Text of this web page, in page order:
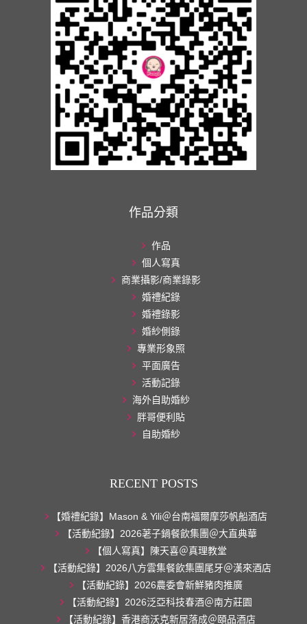
作品分類
作品
個人寫真
商業攝影/商業錄影
婚禮紀錄
婚禮錄影
婚紗側錄
專業形象照
平面廣告
活動記錄
海外自助婚紗
胖哥便利貼
自助婚紗
RECENT POSTS
【婚禮紀錄】Mason & Yili＠台南福爾摩莎帆船酒店
【活動紀錄】2026荖子鍋餐飲集團＠大直典華
【個人寫真】陳天喜＠真理教堂
【活動紀錄】2026八方雲集餐飲集團尾牙＠漢來酒店
【活動紀錄】2026農委會新鮮豬肉推廣
【活動紀錄】2026泛亞科技春酒＠南方莊園
【活動紀錄】香港商沃克新居落成＠頤品酒店